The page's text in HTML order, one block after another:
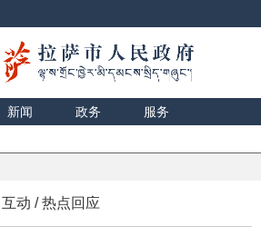
新闻 政务
服务
互动 /热点回应